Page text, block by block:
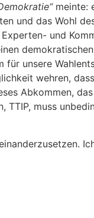
meinte:
und das Wohl
und
unsere
wehren,
Abkommen,
muss